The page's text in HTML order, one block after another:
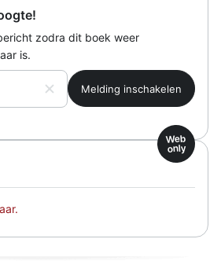
zodra dit boek weer
is.
Web
only